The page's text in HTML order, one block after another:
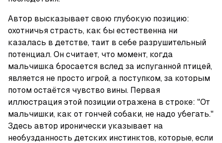
Автор высказывает свою глубокую позицию:
охотничья страсть, как бы естественна ни
казалась в детстве, таит в себе разрушительный
потенциал. Он считает, что момент, когда
мальчишка бросается вслед за испуганной птицей,
является не просто игрой, а поступком, за которым
потом остаётся чувство вины. Первая
иллюстрация этой позиции отражена в строке: "От
мальчишки, как от гончей собаки, не надо убегать."
Здесь автор иронически указывает на
необузданность детских инстинктов, которые, если